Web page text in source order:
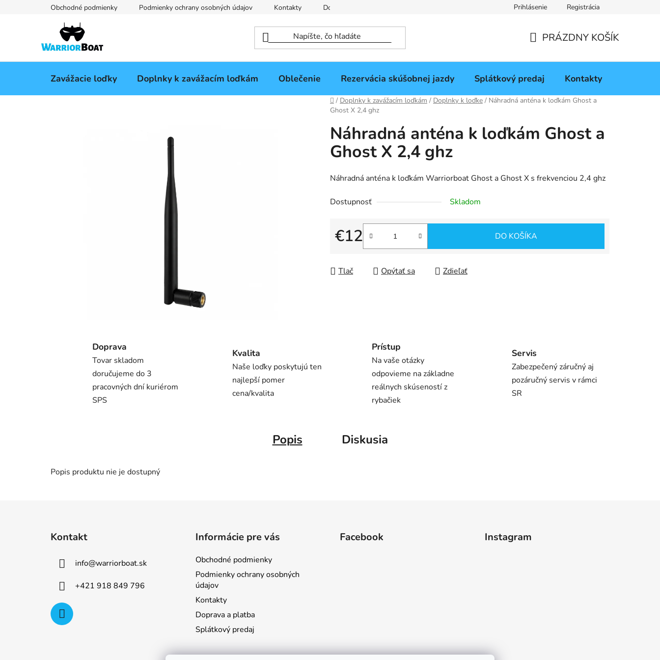
Obchodné podmienky Podmienky ochrany osobných údajov Kontakty Doprava a platba Prihlásenie Registrácia
KOŠÍK
PRÁZDNY KOŠÍK
Zavážacie loďky Doplnky k zavážacím loďkám Oblečenie Rezervácia skúšobnej jazdy Splátkový predaj Kontakty
Domov
/ Doplnky k zavážacím loďkám / Doplnky k loďke / Náhradná anténa k loďkám Ghost a
Ghost X 2,4 ghz
Náhradná anténa k loďkám Ghost a
Ghost X 2,4 ghz
Náhradná anténa k loďkám Warriorboat Ghost a Ghost X s frekvenciou 2,4 ghz
Dostupnosť Skladom
€12
Jednotková cena:
DO KOŠÍKA
Tlač Opýtať sa Zdieľať
Doprava
Tovar skladom
doručujeme do 3
pracovných dní kuriérom
SPS
Kvalita
Naše loďky poskytujú ten
najlepší pomer
cena/kvalita
Prístup
Na vaše otázky
odpovieme na základne
reálnych skúseností z
rybačiek
Servis
Zabezpečený záručný aj
pozáručný servis v rámci
SR
Popis Diskusia
Popis produktu nie je dostupný
Kontakt
info@warriorboat.sk
+421 918 849 796
Informácie pre vás
Obchodné podmienky
Podmienky ochrany osobných
údajov
Kontakty
Doprava a platba
Splátkový predaj
Facebook Instagram